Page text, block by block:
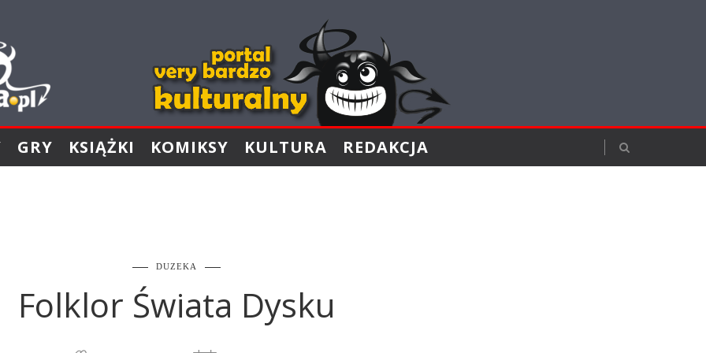
GRY KSIĄŻKI KOMIKSY KULTURA REDAKCJA
DUZEKA
Folklor Świata Dysku